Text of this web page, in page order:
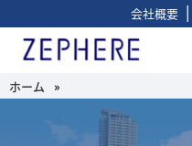
会社概要 |
ホーム »